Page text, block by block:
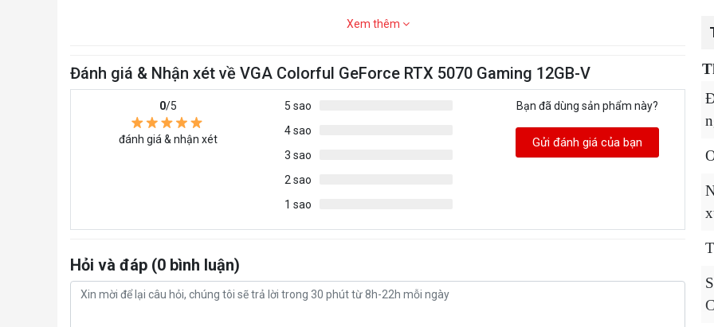
Xem thêm
Đánh giá & Nhận xét về VGA Colorful GeForce RTX 5070 Gaming 12GB-V
0/5
đánh giá & nhận xét
5 sao
4 sao
3 sao
2 sao
1 sao
Bạn đã dùng sản phẩm này?
Gửi đánh giá của bạn
Hỏi và đáp (0 bình luận)